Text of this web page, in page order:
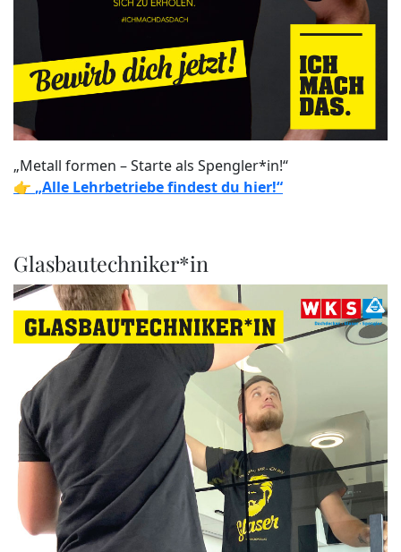
„Metall formen – Starte als Spengler*in!“
👉 „Alle Lehrbetriebe findest du hier!“
Glasbautechniker*in